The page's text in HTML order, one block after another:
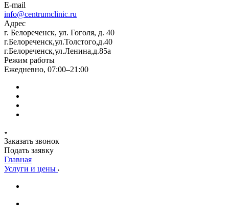
E-mail
info@centrumclinic.ru
Адрес
г. Белореченск, ул. Гоголя, д. 40
г.Белореченск,ул.Толстого,д.40
г.Белореченск,ул.Ленина,д.85а
Режим работы
Ежедневно, 07:00–21:00
Заказать звонок
Подать заявку
Главная
Услуги и цены